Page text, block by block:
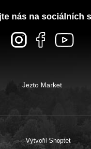
nás na sociálních
Jezto Market
Vytvořil Shoptet